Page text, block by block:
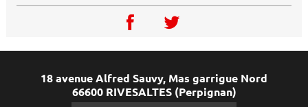
18 avenue Alfred Sauvy, Mas garrigue Nord
66600 RIVESALTES (Perpignan)